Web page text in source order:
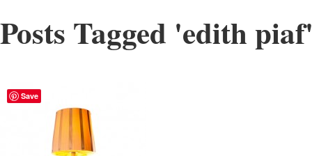
Posts Tagged 'edith piaf
Save